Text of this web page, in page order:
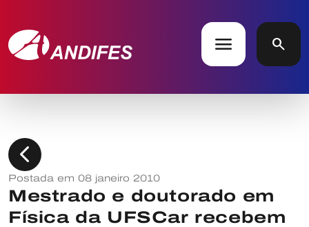
menu search
chevron_left
Postada em 08 janeiro 2010
Mestrado e doutorado em
Física da UFSCar recebem